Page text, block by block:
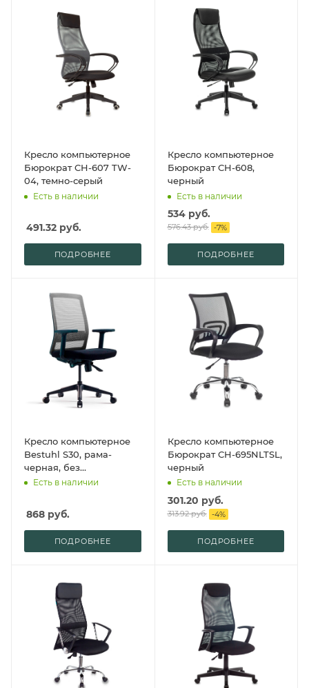
Кресло компьютерное
Бюрократ CH-607 TW-
04, темно-серый
Есть в наличии
491.32 руб.
ПОДРОБНЕЕ
Кресло компьютерное
Бюрократ CH-608,
черный
Есть в наличии
534руб.
576.43руб. -7%
ПОДРОБНЕЕ
Кресло компьютерное
Bestuhl S30, рама-
черная, без
подголовника, черный
Есть в наличии
868 руб.
ПОДРОБНЕЕ
Кресло компьютерное
Бюрократ CH-695NLTSL,
черный
Есть в наличии
301.20 руб.
313.92руб. -4%
ПОДРОБНЕЕ